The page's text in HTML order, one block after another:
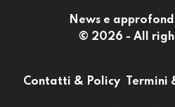
News e
© 2026 - All
Contatti & Policy Termini